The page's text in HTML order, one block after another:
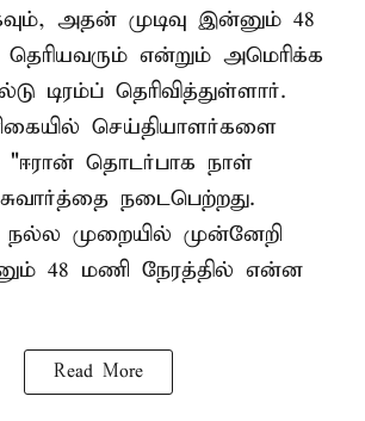
அதன் முடிவு இன்னும் 48
என்றும் அமெரிக்க
டிரம்ப் தெரிவித்துள்ளார்.
செய்தியாளர்களை
"ஈரான் தொடர்பாக நாள்
நடைபெற்றது.
நல்ல முறையில் முன்னேறி
48 மணி நேரத்தில் என்ன
Read More